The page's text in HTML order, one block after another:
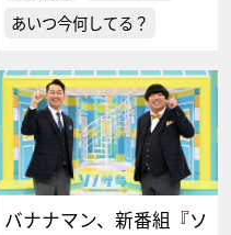
あいつ今何してる？
バナナマン、新番組『ソ